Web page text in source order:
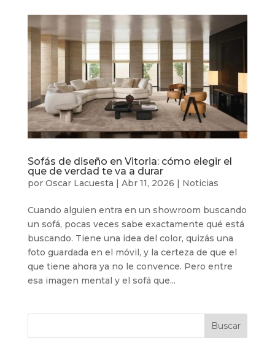
Sofás de diseño en Vitoria: cómo elegir el
que de verdad te va a durar
por Oscar Lacuesta | Abr 11, 2026 | Noticias
Cuando alguien entra en un showroom buscando
un sofá, pocas veces sabe exactamente qué está
buscando. Tiene una idea del color, quizás una
foto guardada en el móvil, y la certeza de que el
que tiene ahora ya no le convence. Pero entre
esa imagen mental y el sofá que...